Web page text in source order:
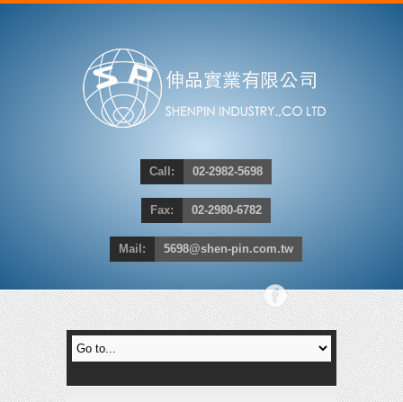
Call: 02-2982-5698
Fax: 02-2980-6782
Mail: 5698@shen-pin.com.tw